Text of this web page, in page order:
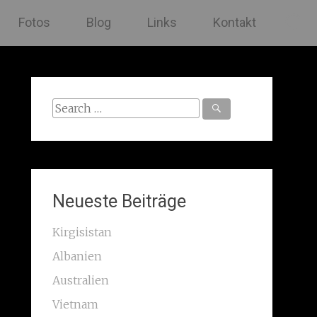
Fotos Blog Links Kontakt
Search
Neueste Beiträge
Kirgisistan
Albanien
Australien
Vietnam